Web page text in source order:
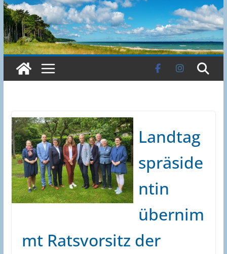
Landtag
spräside
ntin
übernim
mt Ratsvorsitz der